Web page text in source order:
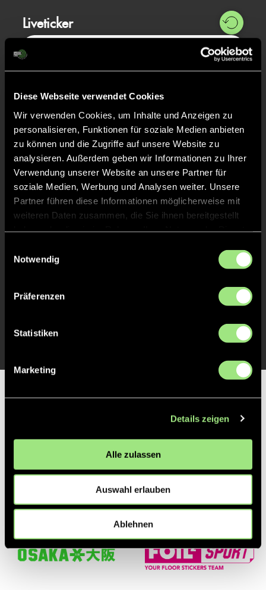
Diese Webseite verwendet Cookies
Wir verwenden Cookies, um Inhalte und Anzeigen zu
personalisieren, Funktionen für soziale Medien anbieten
zu können und die Zugriffe auf unsere Website zu
analysieren. Außerdem geben wir Informationen zu Ihrer
Verwendung unserer Website an unsere Partner für
soziale Medien, Werbung und Analysen weiter. Unsere
Partner führen diese Informationen möglicherweise mit
weiteren Daten zusammen, die Sie ihnen bereitgestellt
Notwendig
Präferenzen
Statistiken
Marketing
Details zeigen
Alle zulassen
Auswahl erlauben
Ablehnen
Liveticker
Spiel beendet
TOR 3:3, FELDTOR
17' TOR 3:2, FELDTOR
17' TOR 3:1, FELDTOR
Partner